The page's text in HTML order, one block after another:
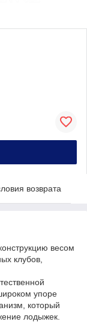
возврата
весом
клубов,
упоре
который
лодыжек.